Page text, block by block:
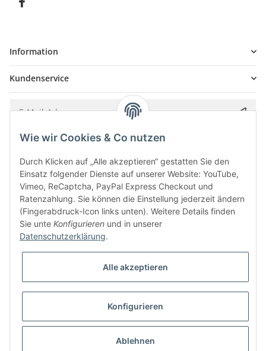
Information
Kundenservice
Bitte senden Sie mir entsprechend IhrerDatenschutzerklärung
* Alle Preise inkl. gesetzlicher USt., zzgl.
Besucherzähler: 5845471
UmsetzungVlarom E-Commerce Agentur| Powered byJTL-Shop|
CLEARIX JTL-Shop Template
Wie wir Cookies & Co nutzen
Durch Klicken auf „Alle akzeptieren“ gestatten Sie den
Einsatz folgender Dienste auf unserer Website: YouTube,
Vimeo, ReCaptcha, PayPal Express Checkout und
Ratenzahlung. Sie können die Einstellung jederzeit ändern
(Fingerabdruck-Icon links unten). Weitere Details finden
Sie unte Konfigurieren und in unserer
Datenschutzerklärung.
Alle akzeptieren
Konfigurieren
Ablehnen